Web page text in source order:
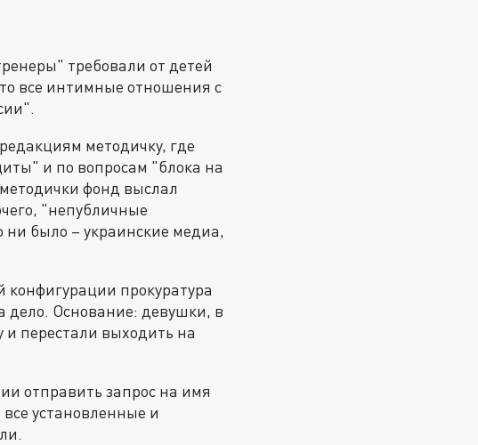
требовали от детей
все интимные отношения с
методичку, где
и по вопросам "блока на
фонд выслал
"непубличные
было – украинские медиа,
прокуратура
дело. Основание: девушки, в
перестали выходить на
отправить запрос на имя
установленные и